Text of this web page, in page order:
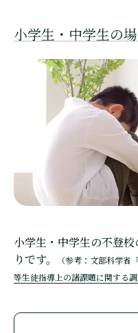
小学生・中学生の
小学生・中学生の不登
りです。
（参考：文部科学省
等生徒指導上の諸課題に関する